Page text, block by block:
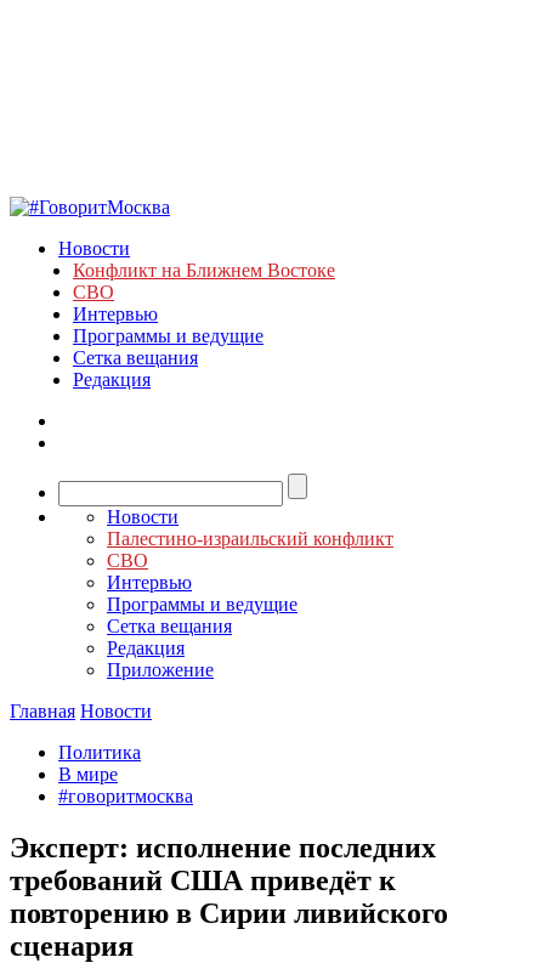
Новости
Конфликт на Ближнем Востоке
СВО
Интервью
Программы и ведущие
Сетка вещания
Редакция
Новости
Палестино-израильский конфликт
СВО
Интервью
Программы и ведущие
Сетка вещания
Редакция
Приложение
Главная Новости
Политика
В мире
#говоритмосква
Эксперт: исполнение последних
требований США приведёт к
повторению в Сирии ливийского
сценария